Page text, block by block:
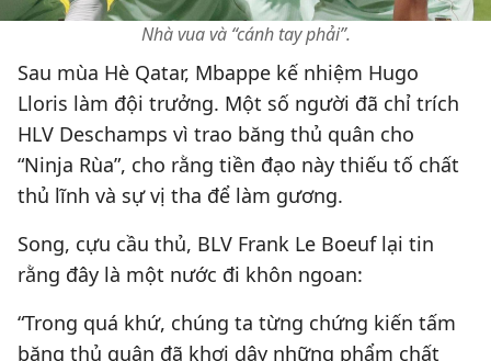
Nhà vua và “cánh tay phải”.
Sau mùa Hè Qatar, Mbappe kế nhiệm Hugo
Lloris làm đội trưởng. Một số người đã chỉ trích
HLV Deschamps vì trao băng thủ quân cho
“Ninja Rùa”, cho rằng tiền đạo này thiếu tố chất
thủ lĩnh và sự vị tha để làm gương.
Song, cựu cầu thủ, BLV Frank Le Boeuf lại tin
rằng đây là một nước đi khôn ngoan:
“Trong quá khứ, chúng ta từng chứng kiến tấm
băng thủ quân đã khơi dậy những phẩm chất